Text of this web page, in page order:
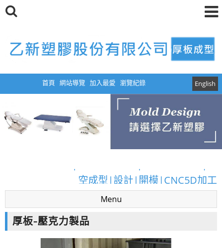
首頁 網站導覽 加入最愛 English
瀏覽紀錄
空成型|設計|開模|CNC5D加工
厚板真空成型|真空成型模具|塑膠真空成型|真
空成型|設計|開模|CNC5D加工
Menu
厚板-壓克力製品